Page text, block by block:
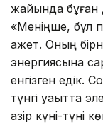
жайында бұған
«Меніңше, бұл
қажет. Оның
энергиясына
енгізген едік.
түнгі уақытта
қазір күні-түні